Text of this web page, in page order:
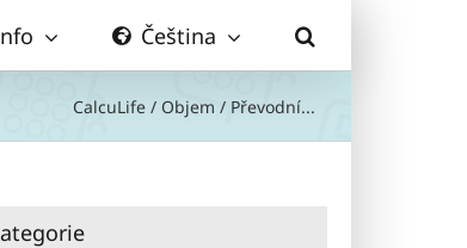
Čeština
CalcuLife / Objem / Převodní...